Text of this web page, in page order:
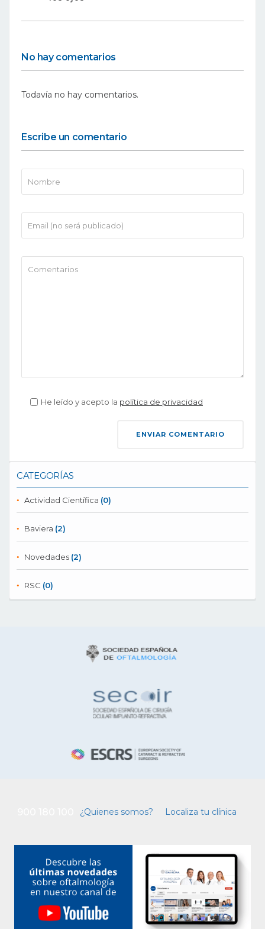
No hay comentarios
Todavía no hay comentarios.
Escribe un comentario
He leído y acepto la política de privacidad
CATEGORÍAS
Actividad Científica (0)
Baviera (2)
Novedades (2)
RSC (0)
¿Quienes somos? Localiza tu clínica